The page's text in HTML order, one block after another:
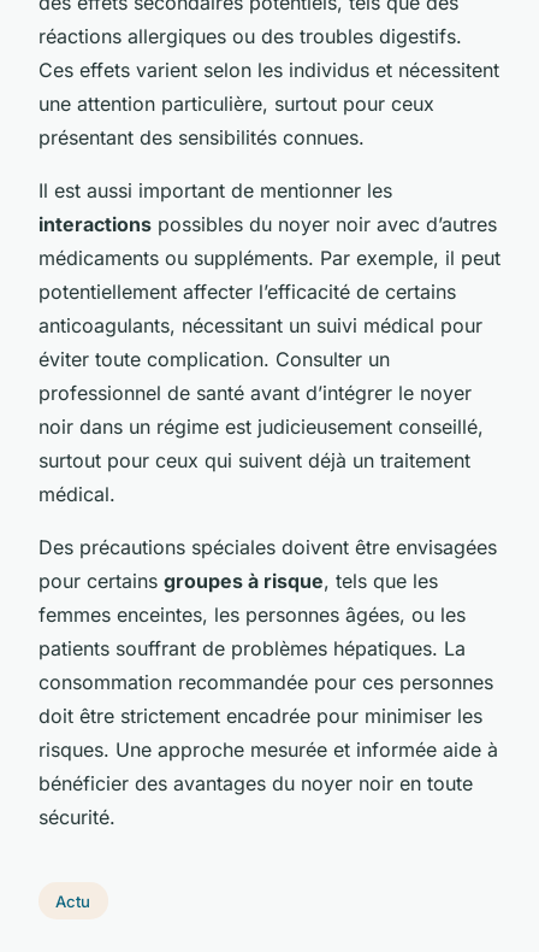
réactions allergiques ou des troubles digestifs.
Ces effets varient selon les individus et nécessitent
une attention particulière, surtout pour ceux
présentant des sensibilités connues.
Il est aussi important de mentionner les
interactions possibles du noyer noir avec d’autres
médicaments ou suppléments. Par exemple, il peut
potentiellement affecter l’efficacité de certains
anticoagulants, nécessitant un suivi médical pour
éviter toute complication. Consulter un
professionnel de santé avant d’intégrer le noyer
noir dans un régime est judicieusement conseillé,
surtout pour ceux qui suivent déjà un traitement
médical.
Des précautions spéciales doivent être envisagées
pour certains groupes à risque, tels que les
femmes enceintes, les personnes âgées, ou les
patients souffrant de problèmes hépatiques. La
consommation recommandée pour ces personnes
doit être strictement encadrée pour minimiser les
risques. Une approche mesurée et informée aide à
bénéficier des avantages du noyer noir en toute
sécurité.
Actu